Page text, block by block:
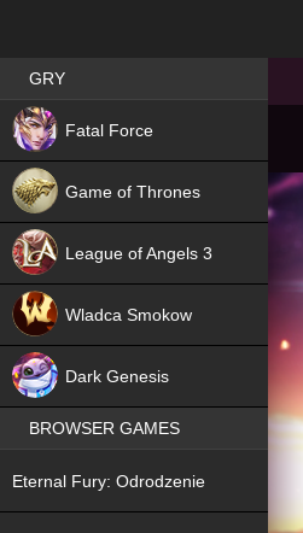
Best RPG games in Poland
GRY
Fatal Force
NEW
Game of Thrones
League of Angels 3
Wladca Smokow
Dark Genesis
BROWSER GAMES
Eternal Fury: Odrodzenie